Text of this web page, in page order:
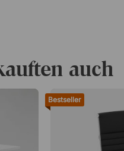
auch
Bestseller